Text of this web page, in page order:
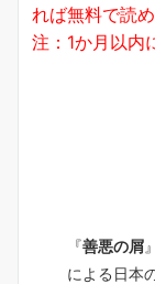
れば無料で読め
注：1か月以内
『善悪の屑
による日本